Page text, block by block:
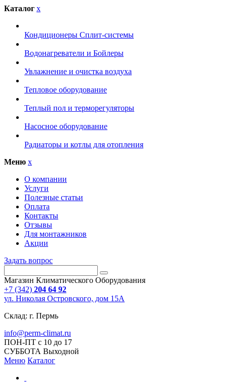
Каталог x
Кондиционеры Сплит-системы
Водонагреватели и Бойлеры
Увлажнение и очистка воздуха
Тепловое оборудование
Теплый пол и терморегуляторы
Насосное оборудование
Радиаторы и котлы для отопления
Меню x
О компании
Услуги
Полезные статьи
Оплата
Контакты
Отзывы
Для монтажников
Акции
Задать вопрос
Магазин Климатического Оборудования
+7 (342) 204 64 92
ул. Николая Островского, дом 15А
Склад: г. Пермь
info@perm-climat.ru
ПОН-ПТ с 10 до 17
СУББОТА Выходной
Меню Каталог